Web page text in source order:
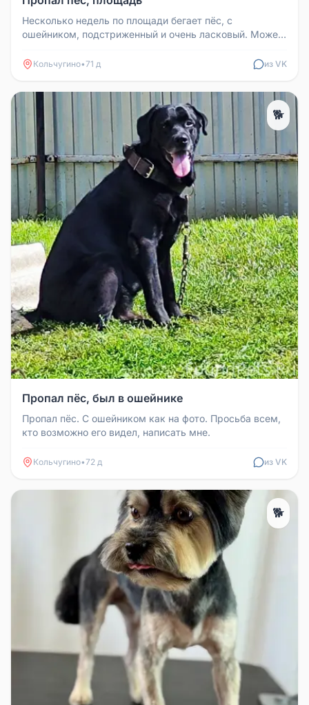
Несколько недель по площади бегает пёс, с
ошейником, подстриженный и очень ласковый. Может
Кольчугино•71 д из VK
🐕
Пропал пёс, был в ошейнике
Пропал пёс. С ошейником как на фото. Просьба всем,
кто возможно его видел, написать мне.
Кольчугино•72 д из VK
🐕